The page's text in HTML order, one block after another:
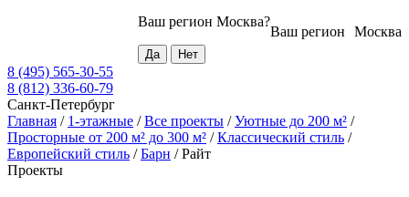
Москва
Ваш регион
Ваш регион Москва?
8 (495) 565-30-55
8 (812) 336-60-79
Санкт-Петербург
Главная / 1-этажные /Все проекты /Уютные до 200 м² /
Просторные от 200 м² до 300 м² /Классический стиль /
Европейский стиль /Барн /Райт
Проекты